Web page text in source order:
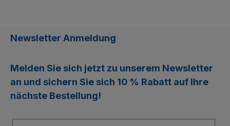
Newsletter Anmeldung
Melden Sie sich jetzt zu unserem Newsletter
an und sichern Sie sich 10 % Rabatt auf Ihre
nächste Bestellung!